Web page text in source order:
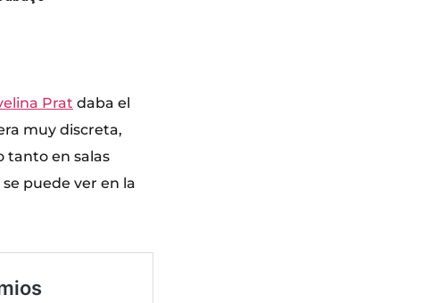
Prat daba el
muy discreta,
tanto en salas
puede ver en la